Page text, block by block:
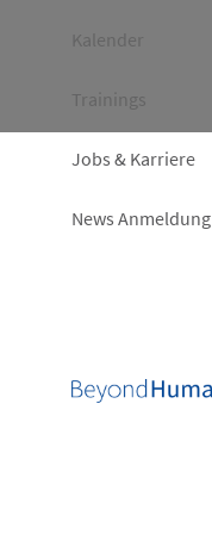
left
Kalender
Trainings
Jobs & Karriere
News Anmeldung